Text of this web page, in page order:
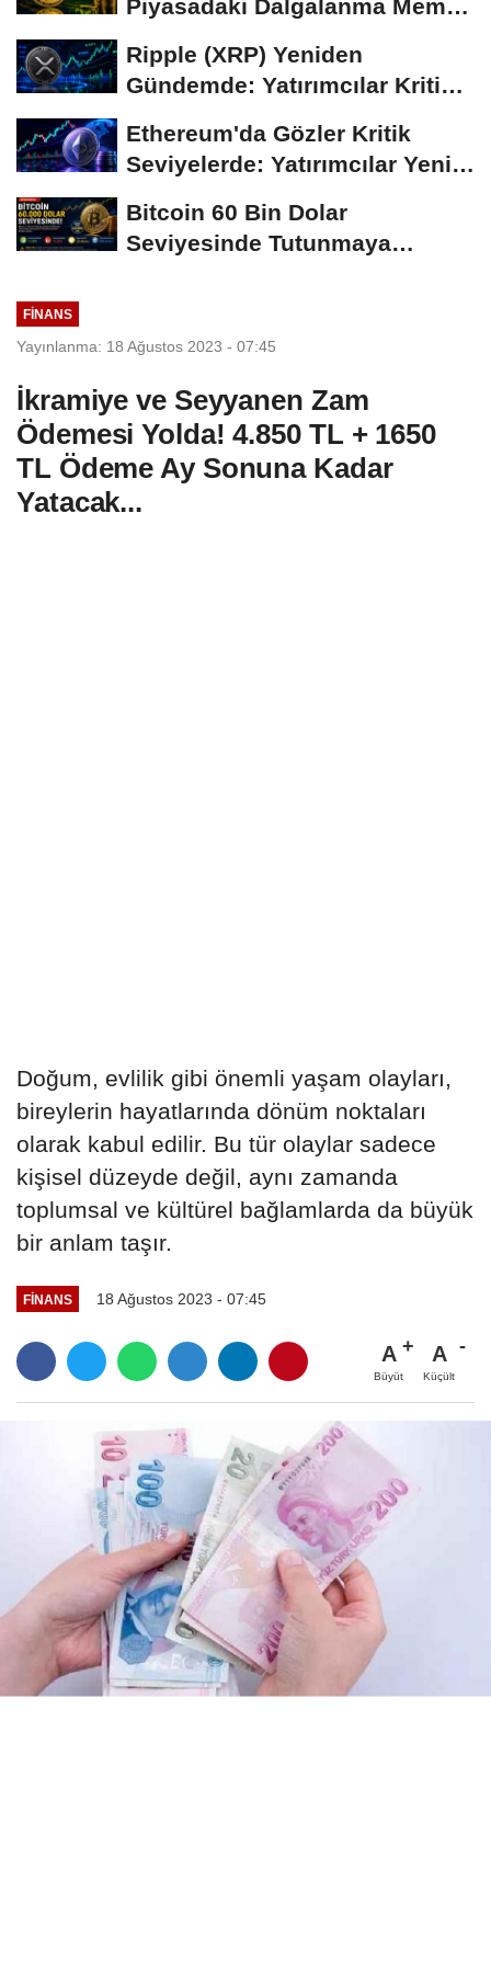
Piyasadaki Dalgalanma Meme
Ripple (XRP) Yeniden
Gündemde: Yatırımcılar Kritik
Ethereum'da Gözler Kritik
Seviyelerde: Yatırımcılar Yeni
Bitcoin 60 Bin Dolar
Seviyesinde Tutunmaya
FINANS
Yayınlanma: 18 Ağustos 2023 - 07:45
İkramiye ve Seyyanen Zam
Ödemesi Yolda! 4.850 TL + 1650
TL Ödeme Ay Sonuna Kadar
Yatacak...
Doğum, evlilik gibi önemli yaşam olayları,
bireylerin hayatlarında dönüm noktaları
olarak kabul edilir. Bu tür olaylar sadece
kişisel düzeyde değil, aynı zamanda
toplumsal ve kültürel bağlamlarda da büyük
bir anlam taşır.
FINANS 18 Ağustos 2023 - 07:45
A
Büyüt
A
Küçült